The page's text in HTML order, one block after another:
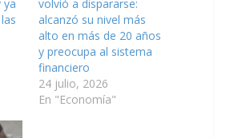
ya
volvió a dispararse:
alcanzó su nivel más
alto en más de 20 años
y preocupa al sistema
financiero
24 julio, 2026
En "Economía"